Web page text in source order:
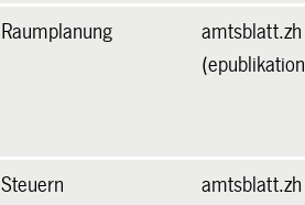
Raumplanung
amtsblatt.zh
Steuern
amtsblatt.zh